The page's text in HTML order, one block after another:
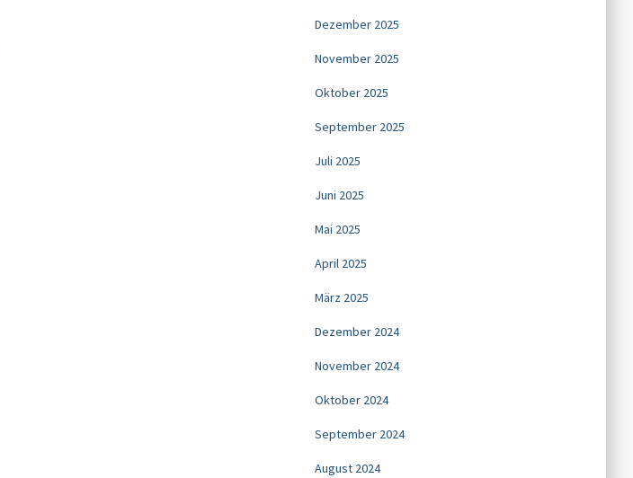
Dezember 2025
November 2025
Oktober 2025
September 2025
Juli 2025
Juni 2025
Mai 2025
April 2025
März 2025
Dezember 2024
November 2024
Oktober 2024
September 2024
August 2024